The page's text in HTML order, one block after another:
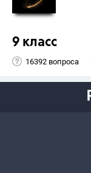
9 класс
16392 вопроса